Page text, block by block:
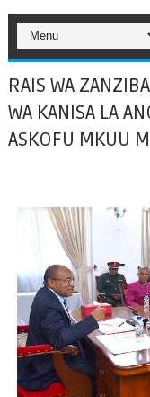
RAIS WA
WA KANISA LA
ASKOFU MKUU